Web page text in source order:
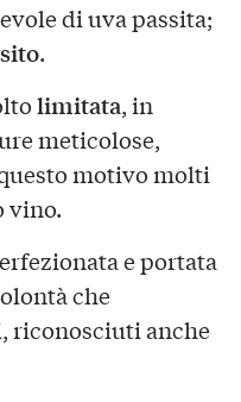
di uva passita;
.
limitata, in
meticolose,
motivo molti
vino.
e portata
che
anche